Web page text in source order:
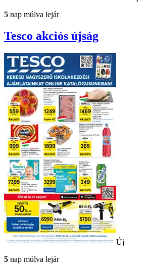
5 nap múlva lejár
Tesco akciós újság
Új
5 nap múlva lejár